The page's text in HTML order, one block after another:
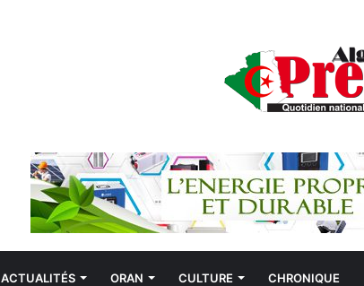
ACTUALITÉS ORAN CULTURE CHRONIQUE